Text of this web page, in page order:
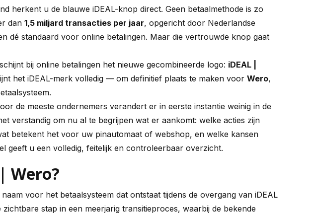
herkent u de blauwe iDEAL-knop direct. Geen betaalmethode is zo
dan 1,5 miljard transacties per jaar, opgericht door Nederlandse
dé standaard voor online betalingen. Maar die vertrouwde knop gaat
bij online betalingen het nieuwe gecombineerde logo: iDEAL |
het iDEAL-merk volledig — om definitief plaats te maken voor Wero,
de meeste ondernemers verandert er in eerste instantie weinig in de
verstandig om nu al te begrijpen wat er aankomt: welke acties zijn
betekent het voor uw pinautomaat of webshop, en welke kansen
geeft u een volledig, feitelijk en controleerbaar overzicht.
Wero?
voor het betaalsysteem dat ontstaat tijdens de overgang van iDEAL
stap in een meerjarig transitieproces, waarbij de bekende